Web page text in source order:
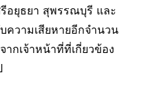
อยุธยา สุพรรณบุรี และ
ความเสียหายอีกจำนวน
ากเจ้าหน้าที่ที่เกี่ยวข้อง